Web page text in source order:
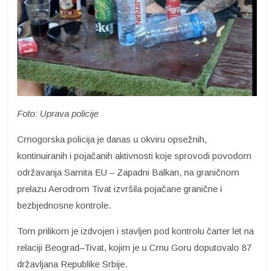
Foto: Uprava policije
Crnogorska policija je danas u okviru opsežnih,
kontinuiranih i pojačanih aktivnosti koje sprovodi povodom
održavanja Samita EU – Zapadni Balkan, na graničnom
prelazu Aerodrom Tivat izvršila pojačane granične i
bezbjednosne kontrole.
Tom prilikom je izdvojen i stavljen pod kontrolu čarter let na
relaciji Beograd–Tivat, kojim je u Crnu Goru doputovalo 87
državljana Republike Srbije.